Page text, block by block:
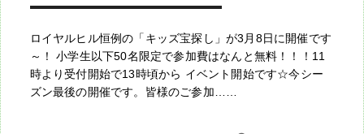
ロイヤルヒル恒例の「キッズ宝探し」が3月8日に開催です
～！ 小学生以下50名限定で参加費はなんと無料！！！11
時より受付開始で13時頃から イベント開始です☆今シー
ズン最後の開催です。皆様のご参加……